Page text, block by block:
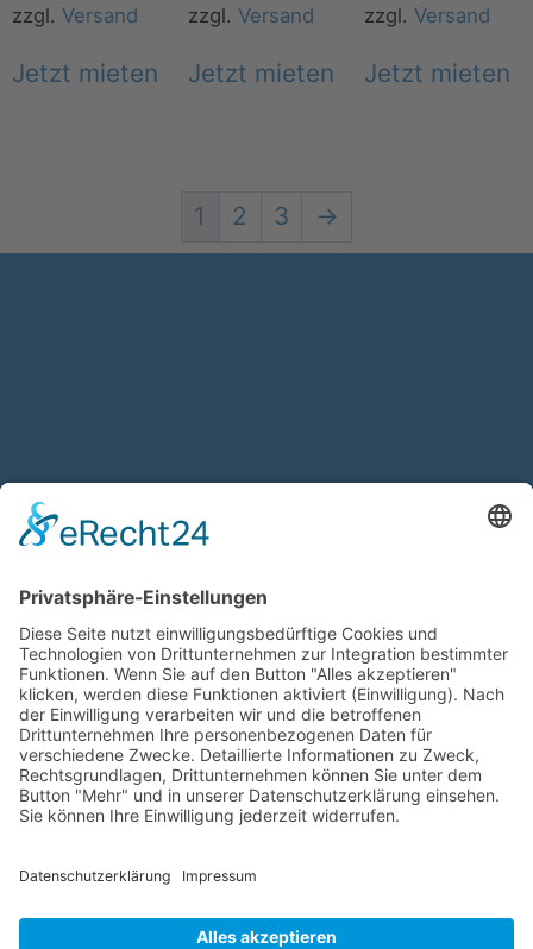
zzgl. Versand
Jetzt mieten
zzgl. Versand
Jetzt mieten
zzgl. Versand
Jetzt mieten
1 2 3 →
Kontakt